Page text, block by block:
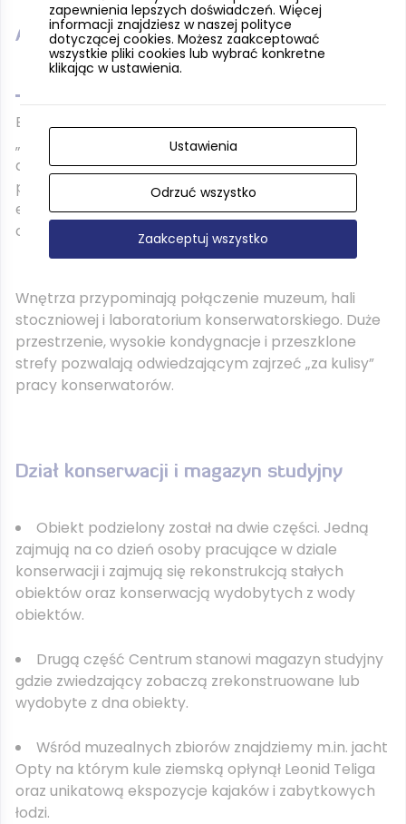
Architektura
Budynek Centrum zaprojektowano zgodnie z ideą
„otwartego magazynu”. Surowa, nowoczesna
architektura podporządkowana została funkcji
przechowywania i konserwacji wielkogabarytowych
eksponatów, takich jak łodzie, fragmenty wraków
czy dawne jachty.
Wnętrza przypominają połączenie muzeum, hali
stoczniowej i laboratorium konserwatorskiego. Duże
przestrzenie, wysokie kondygnacje i przeszklone
strefy pozwalają odwiedzającym zajrzeć „za kulisy”
pracy konserwatorów.
Dział konserwacji i magazyn studyjny
Obiekt podzielony został na dwie części. Jedną
zajmują na co dzień osoby pracujące w dziale
konserwacji i zajmują się rekonstrukcją stałych
obiektów oraz konserwacją wydobytych z wody
obiektów.
Drugą część Centrum stanowi magazyn studyjny
gdzie zwiedzający zobaczą zrekonstruowane lub
wydobyte z dna obiekty.
Wśród muzealnych zbiorów znajdziemy m.in. jacht
Opty na którym kule ziemską opłynął Leonid Teliga
oraz unikatową ekspozycje kajaków i zabytkowych
łodzi.
zapewnienia lepszych doświadczeń. Więcej
informacji znajdziesz w naszej polityce
dotyczącej cookies. Możesz zaakceptować
wszystkie pliki cookies lub wybrać konkretne
klikając w ustawienia.
Ustawienia
Odrzuć wszystko
Zaakceptuj wszystko